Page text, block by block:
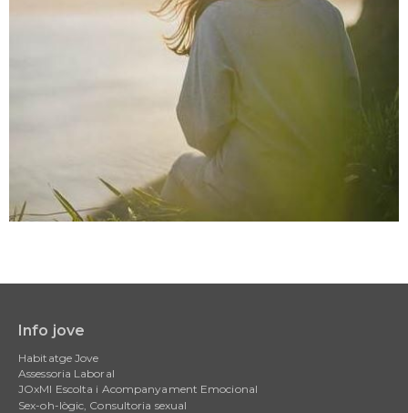
navigation
Info jove
Habitatge Jove
Assessoria Laboral
JOxMI Escolta i Acompanyament Emocional
Sex-oh-lògic, Consultoria sexual